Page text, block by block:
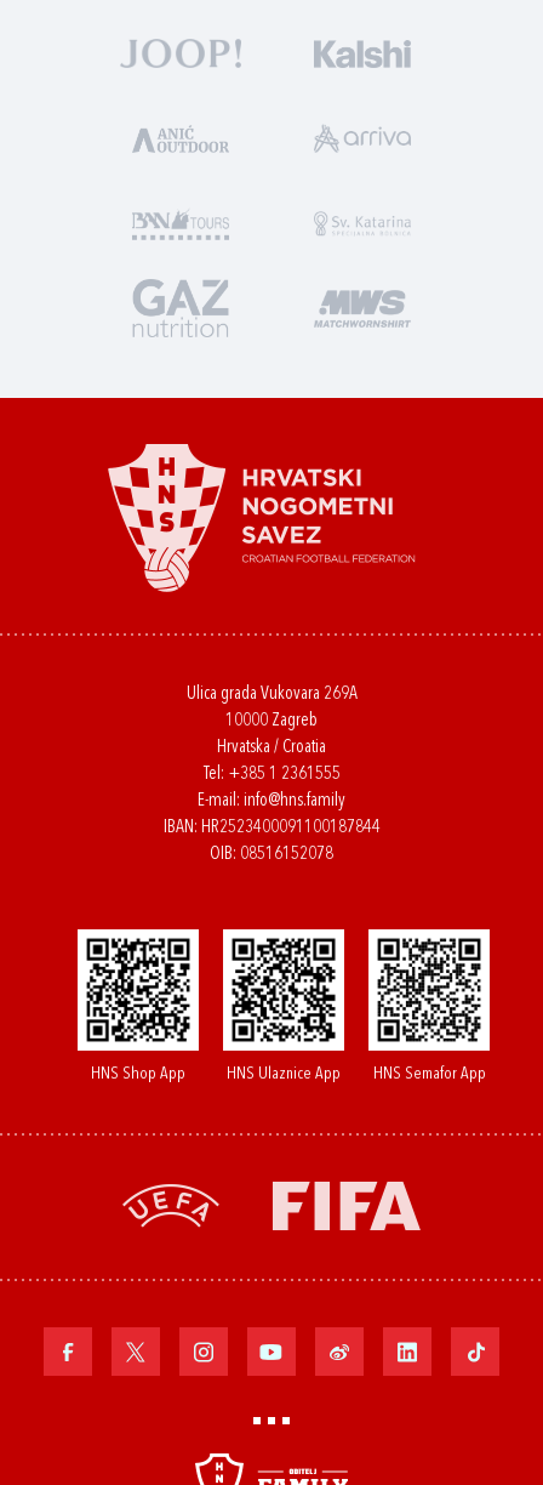
Ulica grada Vukovara 269A
10000 Zagreb
Hrvatska / Croatia
Tel: +385 1 2361555
E-mail: info@hns.family
IBAN: HR2523400091100187844
OIB: 08516152078
HNS Shop App HNS Ulaznice App HNS Semafor App